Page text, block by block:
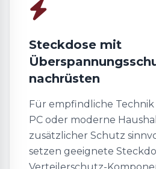
Steckdose mit
nachrüsten
Für empfindliche Technik
PC oder moderne
zusätzlicher Schutz
setzen geeignete